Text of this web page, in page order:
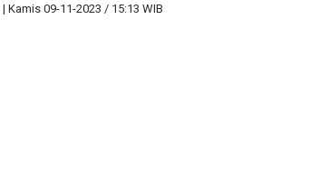
| Kamis 09-11-2023 / 15:13 WIB